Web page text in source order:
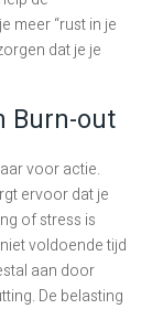
meer “rust in je
dat je je
Burn-out
voor actie.
ervoor dat je
of stress is
voldoende tijd
aan door
De belasting